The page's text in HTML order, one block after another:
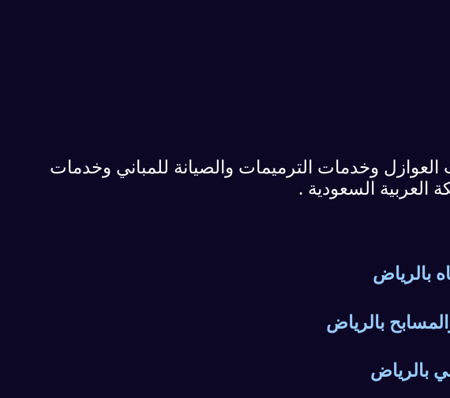
وخدمات الترميمات والصيانة للمباني وخدمات
العربية السعودية .
بالرياض
بالرياض
بالرياض